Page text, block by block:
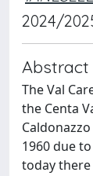
2024/
Abstract
The Val
the Centa
1960 due
today